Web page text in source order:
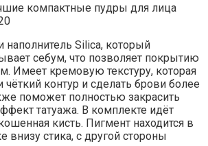
компактные пудры для лица
наполнитель Silica, который
себум, что позволяет покрытию
Имеет кремовую текстуру, которая
контур и сделать брови более
поможет полностью закрасить
татуажа. В комплекте идёт
кисть. Пигмент находится в
внизу стика, с другой стороны